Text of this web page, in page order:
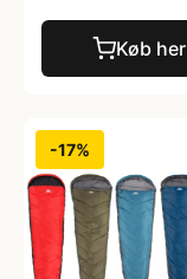
Køb her
-17%